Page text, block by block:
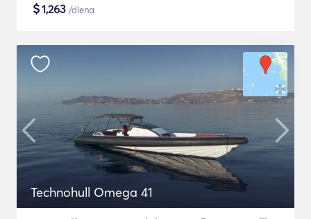
$1,263 /diena
Technohull Omega 41